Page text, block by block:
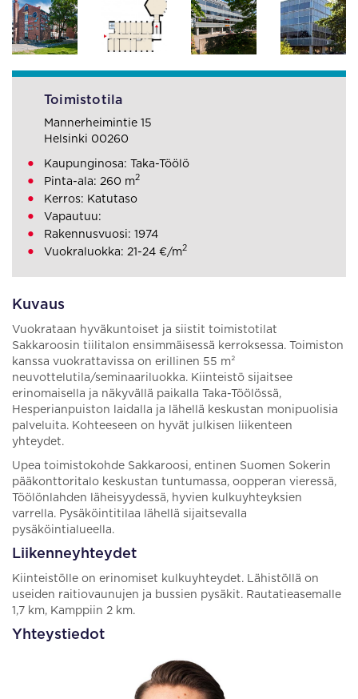
Kuvaus
Vuokrataan hyväkuntoiset ja siistit toimistotilat
Sakkaroosin tiilitalon ensimmäisessä kerroksessa. Toimiston
kanssa vuokrattavissa on erillinen 55 m²
neuvottelutila/seminaariluokka. Kiinteistö sijaitsee
erinomaisella ja näkyvällä paikalla Taka-Töölössä,
Hesperianpuiston laidalla ja lähellä keskustan monipuolisia
palveluita. Kohteeseen on hyvät julkisen liikenteen
yhteydet.
Upea toimistokohde Sakkaroosi, entinen Suomen Sokerin
pääkonttoritalo keskustan tuntumassa, oopperan vieressä,
Töölönlahden läheisyydessä, hyvien kulkuyhteyksien
varrella. Pysäköintitilaa lähellä sijaitsevalla
pysäköintialueella.
Liikenneyhteydet
Kiinteistölle on erinomiset kulkuyhteydet. Lähistöllä on
useiden raitiovaunujen ja bussien pysäkit. Rautatieasemalle
1,7 km, Kamppiin 2 km.
Yhteystiedot
Toimistotila
Mannerheimintie 15
Helsinki 00260
Kaupunginosa: Taka-Töölö
Pinta-ala: 260 m2
Kerros: Katutaso
Vapautuu:
Rakennusvuosi: 1974
Vuokraluokka: 21-24 €/m2